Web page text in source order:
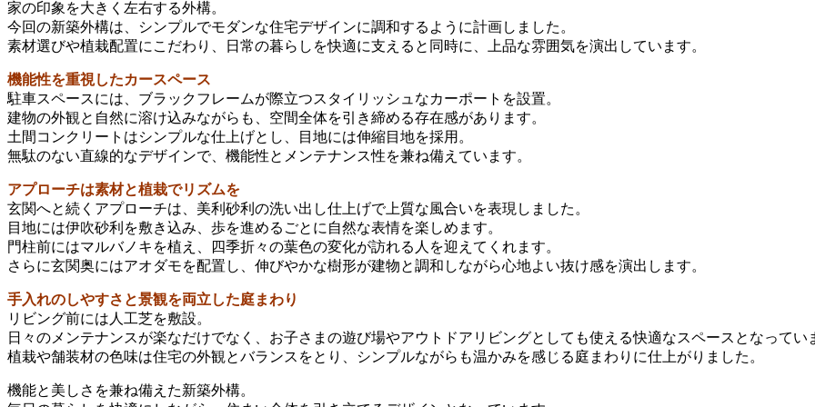
家の印象を大きく左右する外構。
今回の新築外構は、シンプルでモダンな住宅デザインに調和するように計画しました。
素材選びや植栽配置にこだわり、日常の暮らしを快適に支えると同時に、上品な雰囲気を演出しています。
機能性を重視したカースペース
駐車スペースには、ブラックフレームが際立つスタイリッシュなカーポートを設置。
建物の外観と自然に溶け込みながらも、空間全体を引き締める存在感があります。
土間コンクリートはシンプルな仕上げとし、目地には伸縮目地を採用。
無駄のない直線的なデザインで、機能性とメンテナンス性を兼ね備えています。
アプローチは素材と植栽でリズムを
玄関へと続くアプローチは、美利砂利の洗い出し仕上げで上質な風合いを表現しました。
目地には伊吹砂利を敷き込み、歩を進めるごとに自然な表情を楽しめます。
門柱前にはマルバノキを植え、四季折々の葉色の変化が訪れる人を迎えてくれます。
さらに玄関奥にはアオダモを配置し、伸びやかな樹形が建物と調和しながら心地よい抜け感を演出します。
手入れのしやすさと景観を両立した庭まわり
リビング前には人工芝を敷設。
日々のメンテナンスが楽なだけでなく、お子さまの遊び場やアウトドアリビングとしても使える快適なスペースとなってい
植栽や舗装材の色味は住宅の外観とバランスをとり、シンプルながらも温かみを感じる庭まわりに仕上がりました。
機能と美しさを兼ね備えた新築外構。